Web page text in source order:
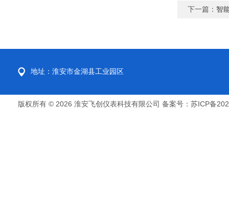
下一篇： 智
地址：淮安市金湖县工业园区
版权所有 © 2026 淮安飞创仪表科技有限公司 备案号：苏ICP备